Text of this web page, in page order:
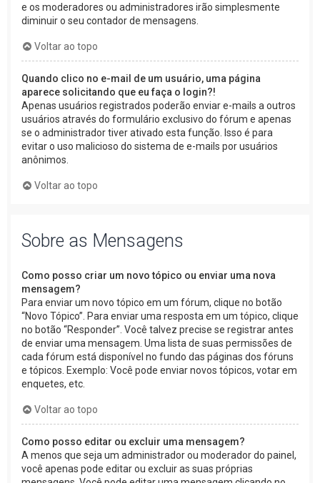
e os moderadores ou administradores irão simplesmente
diminuir o seu contador de mensagens.
Voltar ao topo
Quando clico no e-mail de um usuário, uma página
aparece solicitando que eu faça o login?!
Apenas usuários registrados poderão enviar e-mails a outros
usuários através do formulário exclusivo do fórum e apenas
se o administrador tiver ativado esta função. Isso é para
evitar o uso malicioso do sistema de e-mails por usuários
anônimos.
Voltar ao topo
Sobre as Mensagens
Como posso criar um novo tópico ou enviar uma nova
mensagem?
Para enviar um novo tópico em um fórum, clique no botão
“Novo Tópico”. Para enviar uma resposta em um tópico, clique
no botão “Responder”. Você talvez precise se registrar antes
de enviar uma mensagem. Uma lista de suas permissões de
cada fórum está disponível no fundo das páginas dos fóruns
e tópicos. Exemplo: Você pode enviar novos tópicos, votar em
enquetes, etc.
Voltar ao topo
Como posso editar ou excluir uma mensagem?
A menos que seja um administrador ou moderador do painel,
você apenas pode editar ou excluir as suas próprias